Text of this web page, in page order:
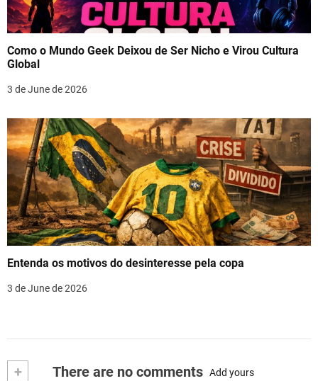
Como o Mundo Geek Deixou de Ser Nicho e Virou Cultura
Global
3 de June de 2026
Entenda os motivos do desinteresse pela copa
3 de June de 2026
+ There are no comments Add yours